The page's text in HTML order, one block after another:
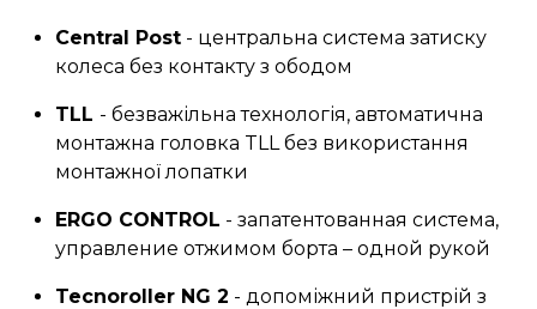
Central Post- центральна система затиску
колеса без контакту з ободом
TLL - безважільна технологія, автоматична
монтажна головка TLL без використання
монтажної лопатки
ERGO CONTROL - запатентованная система,
управление отжимом борта – одной рукой
Tecnoroller NG 2 - допоміжний пристрій з